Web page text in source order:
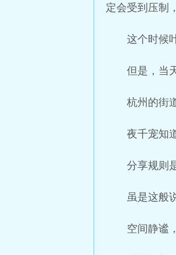
定会受到压制
这个时候
但是，当
杭州的街
夜千宠知
分享规则
虽是这般
空间静谧